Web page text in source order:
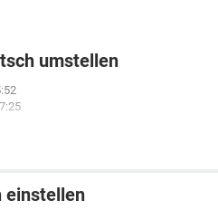
umstellen
einstellen